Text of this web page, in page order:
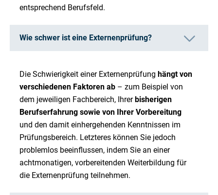
entsprechend Berufsfeld.
Wie schwer ist eine Externenprüfung?
Die Schwierigkeit einer Externenprüfung hängt von
verschiedenen Faktoren ab – zum Beispiel von
dem jeweiligen Fachbereich, Ihrerbisherigen
Berufserfahrung sowie von Ihrer Vorbereitung
und den damit einhergehenden Kenntnissen im
Prüfungsbereich. Letzteres können Sie jedoch
problemlos beeinflussen, indem Sie an einer
achtmonatigen, vorbereitenden Weiterbildung für
die Externenprüfung teilnehmen.